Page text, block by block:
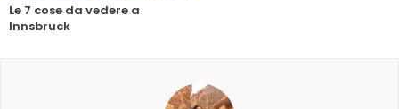
Le 7 cose da vedere a
Innsbruck